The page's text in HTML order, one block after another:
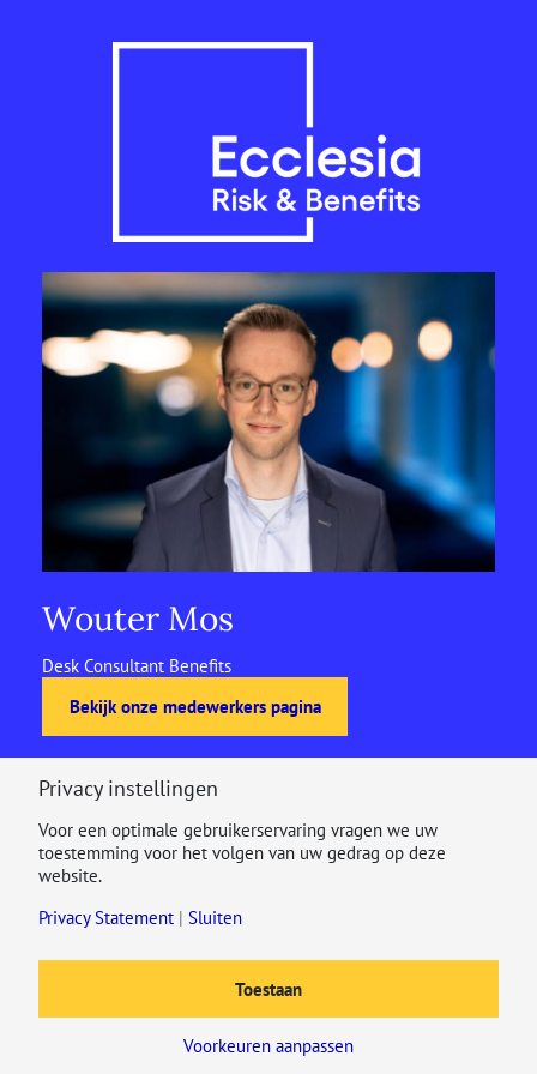
Wouter Mos
Desk Consultant Benefits
Bekijk onze medewerkers pagina
Privacy instellingen
Voor een optimale gebruikerservaring vragen we uw
toestemming voor het volgen van uw gedrag op deze
website.
Privacy Statement | Sluiten
Toestaan
Voorkeuren aanpassen